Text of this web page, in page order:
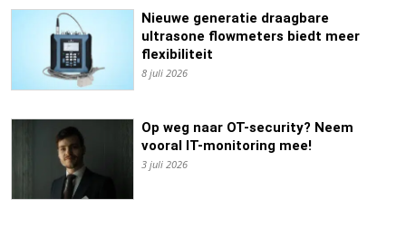
Nieuwe generatie draagbare
ultrasone flowmeters biedt meer
flexibiliteit
8 juli 2026
Op weg naar OT-security? Neem
vooral IT-monitoring mee!
3 juli 2026